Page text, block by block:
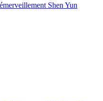
Shen Yun